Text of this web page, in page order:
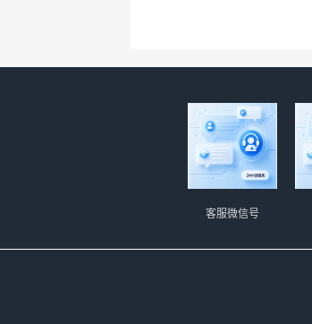
客服微信号